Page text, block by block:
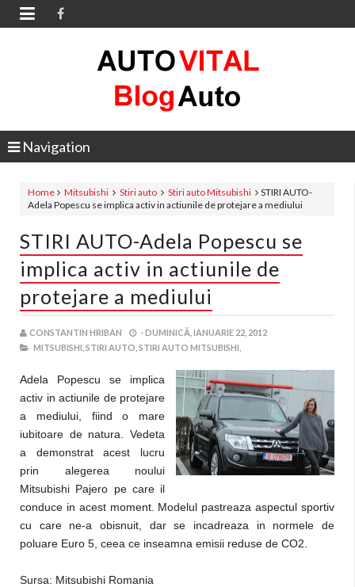

Navigation
Home Mitsubishi Stiri auto Stiri auto Mitsubishi
STIRI AUTO-
Adela Popescu se implica activ in actiunile de protejare a mediului
STIRI AUTO-Adela Popescu se
implica activ in actiunile de
protejare a mediului
CONSTANTIN HRIBAN -DUMINICĂ, IANUARIE 22, 2012
MITSUBISHI, STIRI AUTO, STIRI AUTO MITSUBISHI,
Adela Popescu se implica
activ in actiunile de protejare
a mediului, fiind o mare
iubitoare de natura. Vedeta
a demonstrat acest lucru
prin alegerea noului
Mitsubishi Pajero pe care il
conduce in acest moment. Modelul pastreaza aspectul sportiv
cu care ne-a obisnuit, dar se incadreaza in normele de
poluare Euro 5, ceea ce inseamna emisii reduse de CO2.
Sursa: Mitsubishi Romania